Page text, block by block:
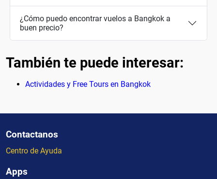
¿Cómo puedo encontrar vuelos a Bangkok a
buen precio?
También te puede interesar:
Actividades y Free Tours en Bangkok
Contactanos
Centro de Ayuda
Apps